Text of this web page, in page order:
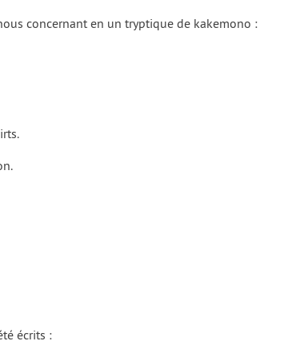
concernant en un tryptique de kakemono :
écrits :